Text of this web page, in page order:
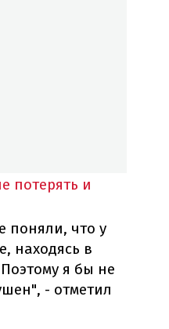
потерять и
поняли, что у
находясь в
я бы не
- отметил